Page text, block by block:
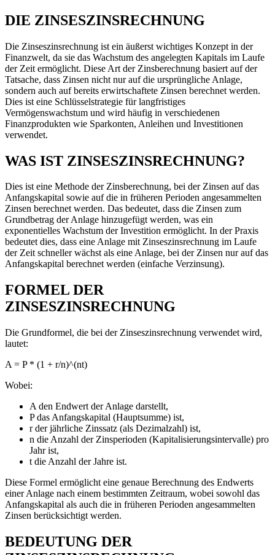
DIE ZINSESZINSRECHNUNG
Die Zinseszinsrechnung ist ein äußerst wichtiges Konzept in der
Finanzwelt, da sie das Wachstum des angelegten Kapitals im Laufe
der Zeit ermöglicht. Diese Art der Zinsberechnung basiert auf der
Tatsache, dass Zinsen nicht nur auf die ursprüngliche Anlage,
sondern auch auf bereits erwirtschaftete Zinsen berechnet werden.
Dies ist eine Schlüsselstrategie für langfristiges
Vermögenswachstum und wird häufig in verschiedenen
Finanzprodukten wie Sparkonten, Anleihen und Investitionen
verwendet.
WAS IST ZINSESZINSRECHNUNG?
Dies ist eine Methode der Zinsberechnung, bei der Zinsen auf das
Anfangskapital sowie auf die in früheren Perioden angesammelten
Zinsen berechnet werden. Das bedeutet, dass die Zinsen zum
Grundbetrag der Anlage hinzugefügt werden, was ein
exponentielles Wachstum der Investition ermöglicht. In der Praxis
bedeutet dies, dass eine Anlage mit Zinseszinsrechnung im Laufe
der Zeit schneller wächst als eine Anlage, bei der Zinsen nur auf das
Anfangskapital berechnet werden (einfache Verzinsung).
FORMEL DER
ZINSESZINSRECHNUNG
Die Grundformel, die bei der Zinseszinsrechnung verwendet wird,
lautet:
A = P * (1 + r/n)^(nt)
Wobei:
A den Endwert der Anlage darstellt,
P das Anfangskapital (Hauptsumme) ist,
r der jährliche Zinssatz (als Dezimalzahl) ist,
n die Anzahl der Zinsperioden (Kapitalisierungsintervalle) pro
Jahr ist,
t die Anzahl der Jahre ist.
Diese Formel ermöglicht eine genaue Berechnung des Endwerts
einer Anlage nach einem bestimmten Zeitraum, wobei sowohl das
Anfangskapital als auch die in früheren Perioden angesammelten
Zinsen berücksichtigt werden.
BEDEUTUNG DER